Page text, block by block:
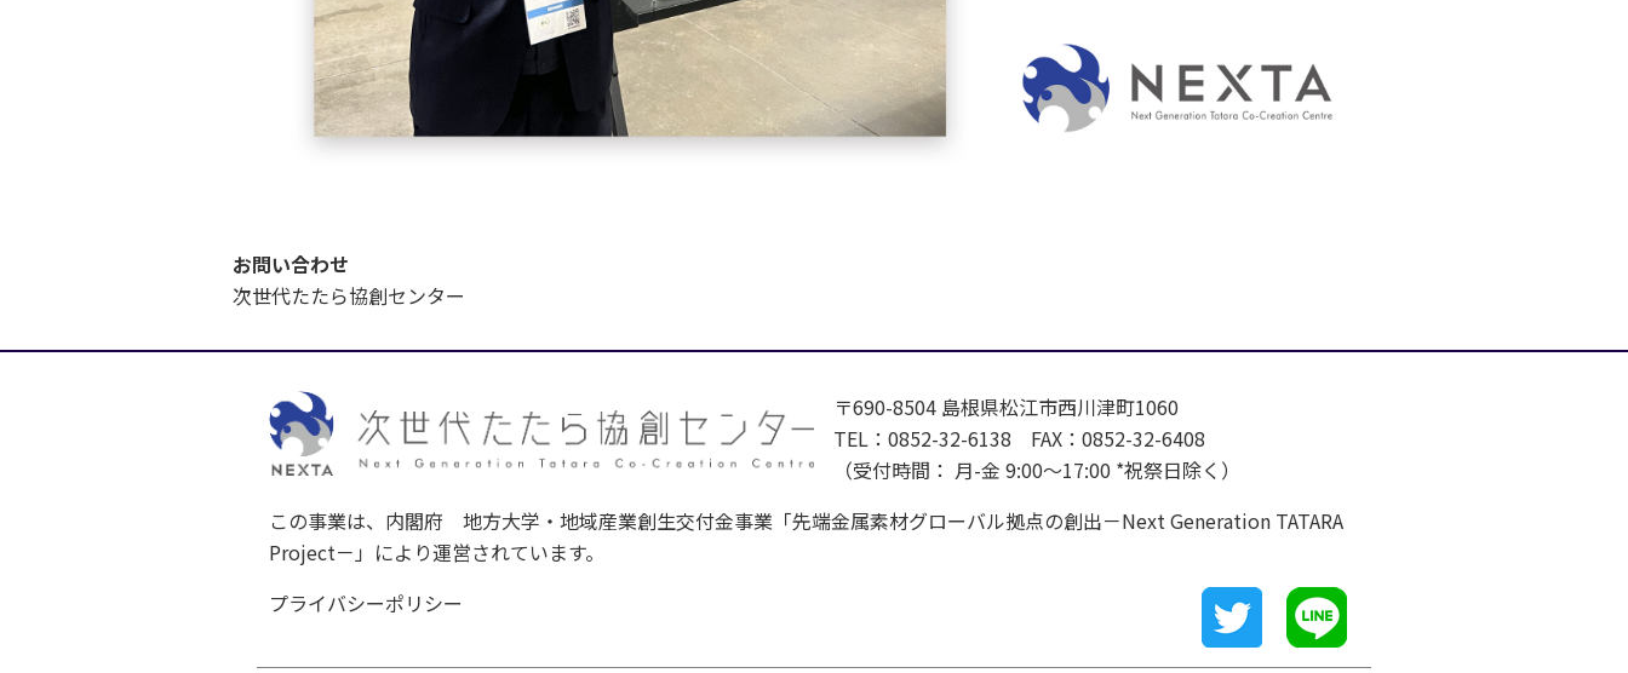
お問い合わせ
次世代たたら協創センター
〒690-8504 島根県松江市西川津町1060
TEL：0852-32-6138 FAX：0852-32-6408
（受付時間： 月-金 9:00～17:00 *祝祭日除く）
この事業は、内閣府 地方大学・地域産業創生交付金事業「先端金属素材グローバル拠点の創出－Next Generation TATARA
Project－」により運営されています。
プライバシーポリシー